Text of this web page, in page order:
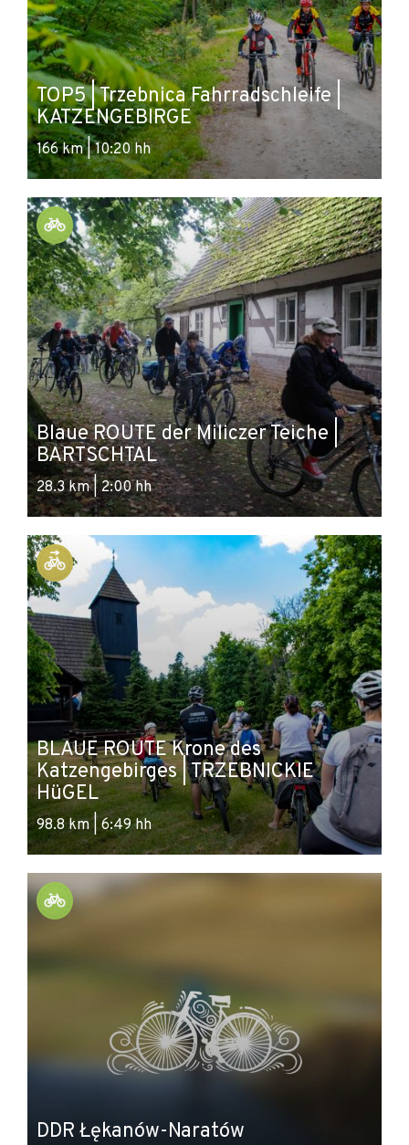
TOP5 | Trzebnica Fahrradschleife |
KATZENGEBIRGE
166 km | 10:20 hh
Blaue ROUTE der Miliczer Teiche |
BARTSCHTAL
28.3 km | 2:00 hh
BLAUE ROUTE Krone des
Katzengebirges | TRZEBNICKIE
HüGEL
98.8 km | 6:49 hh
DDR Łękanów-Naratów